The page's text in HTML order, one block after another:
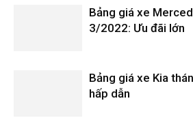
Bảng giá xe
3/2022: Ưu đãi lớn
Bảng giá xe Kia
hấp dẫn